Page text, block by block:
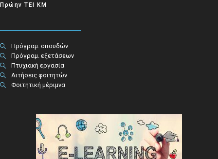
Πρώην ΤΕΙ ΚΜ
Πρόγραμ. σπουδών
Πρόγραμ. εξετάσεων
Πτυχιακή εργασία
Αιτήσεις φοιτητών
Φοιτητική μέριμνα